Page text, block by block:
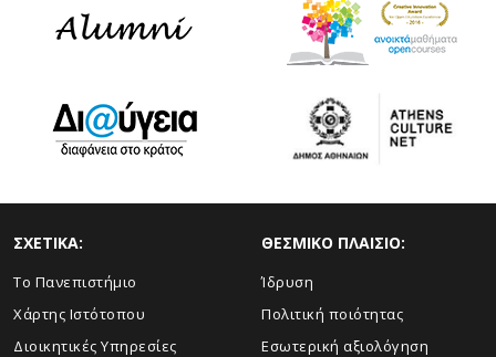
ΣΧΕΤΙΚΑ:
Το Πανεπιστήμιο
Χάρτης Ιστότοπου
Διοικητικές Υπηρεσίες
ΘΕΣΜΙΚΟ ΠΛΑΙΣΙΟ:
Ίδρυση
Πολιτική ποιότητας
Εσωτερική αξιολόγηση